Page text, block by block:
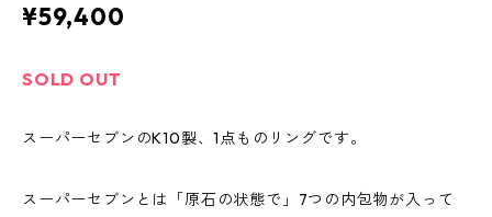
¥59,400
SOLD OUT
スーパーセブンのK10製、1点ものリングです。
スーパーセブンとは「原石の状態で」7つの内包物が入って